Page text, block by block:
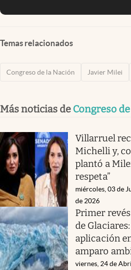
Temas relacionados
Congreso de la Nación Javier Milei
Más noticias de Congreso
Villarruel
Michelli y,
plantó a
respeta”
miércoles, 03 de
de 2026
Primer
de
aplicación
amparo
viernes, 24 de